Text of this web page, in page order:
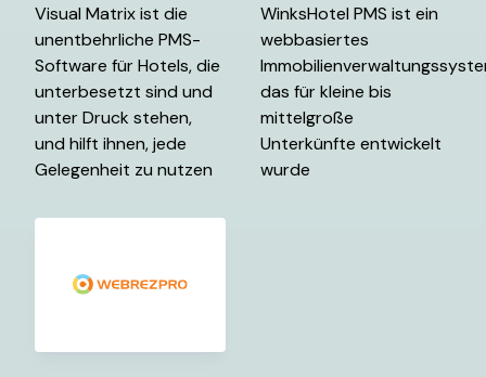
Visual Matrix ist die
unentbehrliche PMS-
Software für Hotels, die
unterbesetzt sind und
unter Druck stehen,
und hilft ihnen, jede
Gelegenheit zu nutzen
WinksHotel PMS ist ein
webbasiertes
das für kleine bis
mittelgroße
Unterkünfte entwickelt
wurde